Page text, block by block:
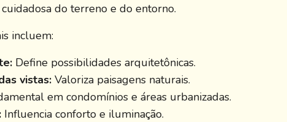
do terreno e do entorno.
incluem:
Define possibilidades arquitetônicas.
vistas: Valoriza paisagens naturais.
em condomínios e áreas urbanizadas.
Influencia conforto e iluminação.